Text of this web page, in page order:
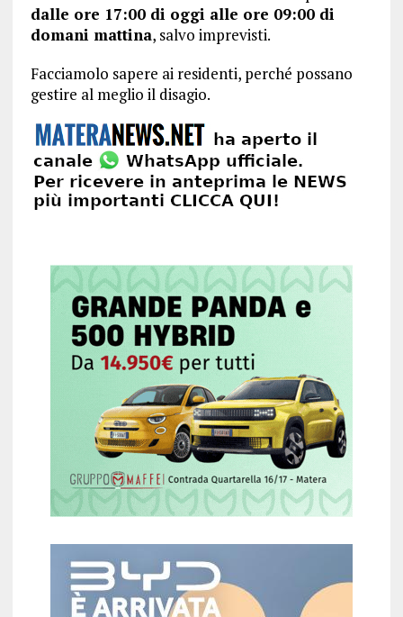
dalle ore 17:00 di oggi alle ore 09:00 di
domani mattina, salvo imprevisti.
Facciamolo sapere ai residenti, perché possano
gestire al meglio il disagio.